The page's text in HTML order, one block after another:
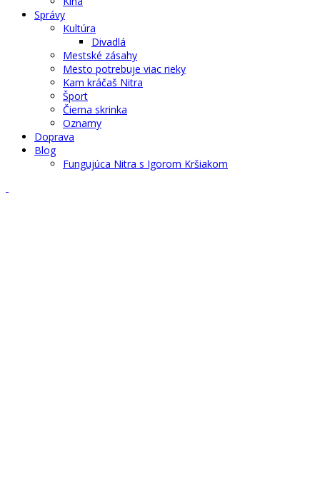
Správy
Kultúra
Divadlá
Mestské zásahy
Mesto potrebuje viac rieky
Kam kráčaš Nitra
Šport
Čierna skrinka
Oznamy
Doprava
Blog
Fungujúca Nitra s Igorom Kršiakom